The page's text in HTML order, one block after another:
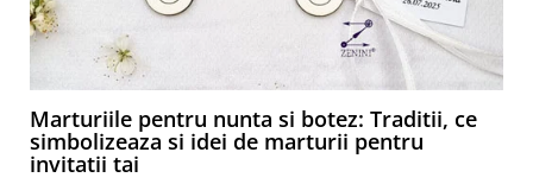
Marturiile pentru nunta si botez: Traditii, ce
simbolizeaza si idei de marturii pentru
invitatii tai